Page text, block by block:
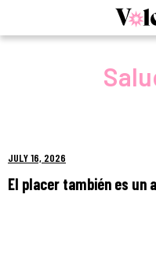
JULY 16, 2026
El placer también es un